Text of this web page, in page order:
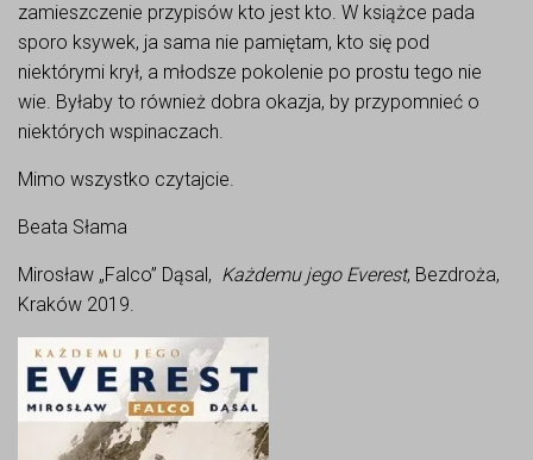
zamieszczenie przypisów kto jest kto. W książce pada
sporo ksywek, ja sama nie pamiętam, kto się pod
niektórymi krył, a młodsze pokolenie po prostu tego nie
wie. Byłaby to również dobra okazja, by przypomnieć o
niektórych wspinaczach.
Mimo wszystko czytajcie.
Beata Słama
Mirosław „Falco” Dąsal, Każdemu jego Everest, Bezdroża,
Kraków 2019.